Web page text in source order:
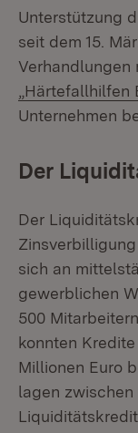
Unterstützung
seit dem 15.
Verhandlungen
„Härtefallhilfen
Unternehmen
Der
Der
sich an
gewerblichen
500
konnten
Millionen Euro
lagen zwischen